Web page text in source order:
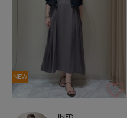
NEW